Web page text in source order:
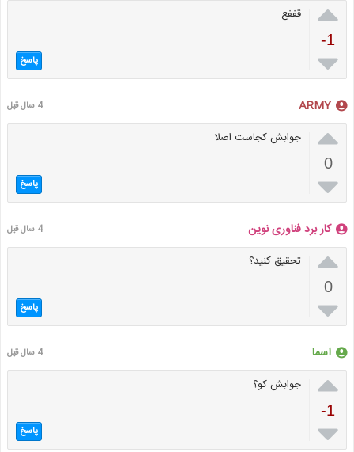

-1

قففع
پاسخ
ARMY 4 سال قبل

0

جوابش کجاست اصلا
پاسخ
کار برد فناوری نوین 4 سال قبل

0

تحقیق کنید؟
پاسخ
اسما 4 سال قبل

-1

جوابش کو؟
پاسخ